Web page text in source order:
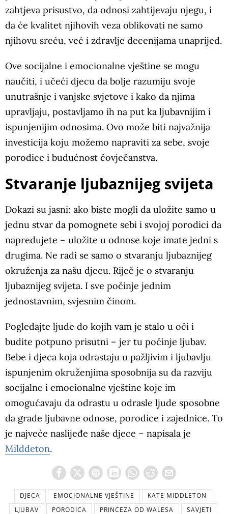
zahtjeva prisustvo, da odnosi zahtijevaju njegu, i
da će kvalitet njihovih veza oblikovati ne samo
njihovu sreću, već i zdravlje decenijama unaprijed.
Ove socijalne i emocionalne vještine se mogu
naučiti, i učeći djecu da bolje razumiju svoje
unutrašnje i vanjske svjetove i kako da njima
upravljaju, postavljamo ih na put ka ljubavnijim i
ispunjenijim odnosima. Ovo može biti najvažnija
investicija koju možemo napraviti za sebe, svoje
porodice i budućnost čovječanstva.
Stvaranje ljubaznijeg svijeta
Dokazi su jasni: ako biste mogli da uložite samo u
jednu stvar da pomognete sebi i svojoj porodici da
napredujete – uložite u odnose koje imate jedni s
drugima. Ne radi se samo o stvaranju ljubaznijeg
okruženja za našu djecu. Riječ je o stvaranju
ljubaznijeg svijeta. I sve počinje jednim
jednostavnim, svjesnim činom.
Pogledajte ljude do kojih vam je stalo u oči i
budite potpuno prisutni – jer tu počinje ljubav.
Bebe i djeca koja odrastaju u pažljivim i ljubavlju
ispunjenim okruženjima sposobnija su da razviju
socijalne i emocionalne vještine koje im
omogućavaju da odrastu u odrasle ljude sposobne
da grade ljubavne odnose, porodice i zajednice. To
je najveće naslijeđe naše djece – napisala je
Milddeton.
DJECA EMOCIONALNE VJEŠTINE
KATE MIDDLETON
LJUBAV
PORODICA PRINCEZA OD WALESA
SAVJETI